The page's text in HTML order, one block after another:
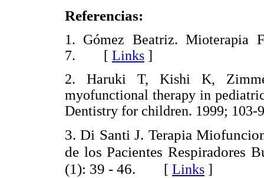
Referencias:
1. Gómez Beatriz. Mioterapia
7. [ Links ]
2. Haruki T, Kishi K,
myofunctional therapy in
Dentistry for children. 1999;
3. Di Santi J. Terapia
de los Pacientes Respiradores
(1): 39 - 46. [ Links ]